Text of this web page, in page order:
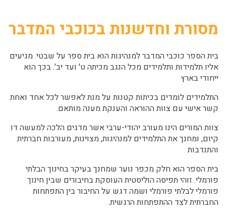
מסורת וחדשנות בכוכבי המדבר
בית הספר כוכבי המדבר למנהיגות הוא בית ספר על שבטי. מגיעים
אליו תלמידות ותלמידים מכל הנגב מכיתה ט' ועד יב'. בכך הוא
ייחודי בארץ
התלמידים לומדים בכיתות קטנות על מנת לאפשר לכל אחד ואחת
קשר אישי עם צוות ההוראה והענקת מענה מותאם.
צוות המורים הינו מעורב יהודי-ערבי אשר מדגים הלכה למעשה דו
קיום, ומחנך את התלמידים למנהיגות, מצוינות, מעורבות חברתית
והתנדבות
בית הספר הוא חלק מכפר נוער שמחנך בעיקר בחינוך הבלתי
פורמלי. זוהי תפיסה הוליסטית העוסקת בחיבורים שבין חינוך
פורמלי לבלתי פורמלי ושמה דגש על החיבור בין התפתחות
החברתית לצד ההתפתחות הרגשית.